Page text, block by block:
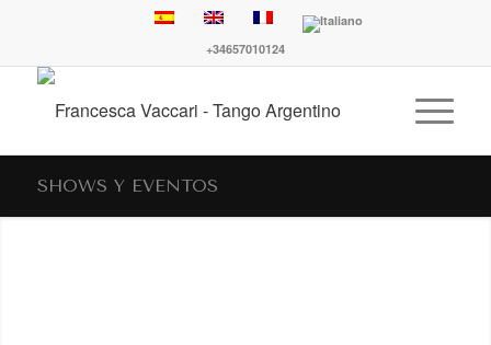
+34657010124
SHOWS Y EVENTOS